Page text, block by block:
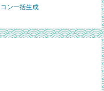
ン一括生成